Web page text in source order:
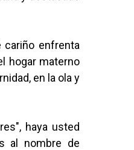
enfrenta
hogar materno
en la ola y
haya usted
al nombre de